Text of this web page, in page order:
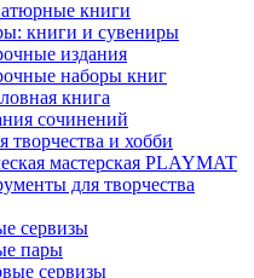
книги
книги и сувениры
издания
наборы книг
книга
сочинений
творчества и хобби
мастерская PLAYMAT
для творчества
сервизы
пары
сервизы